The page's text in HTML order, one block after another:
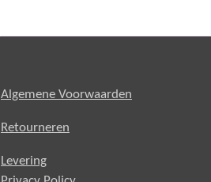
Algemene Voorwaarden
Retourneren
Levering